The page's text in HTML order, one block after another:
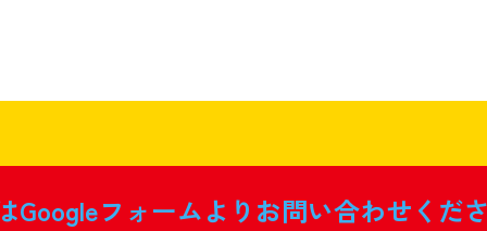
Googleフォームより お問い合わせくだ